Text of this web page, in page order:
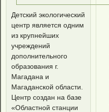
Детский экологический
центр является одним
из крупнейших
учреждений
дополнительного
образования г.
Магадана и
Магаданской области.
Центр создан на базе
«Областной станции